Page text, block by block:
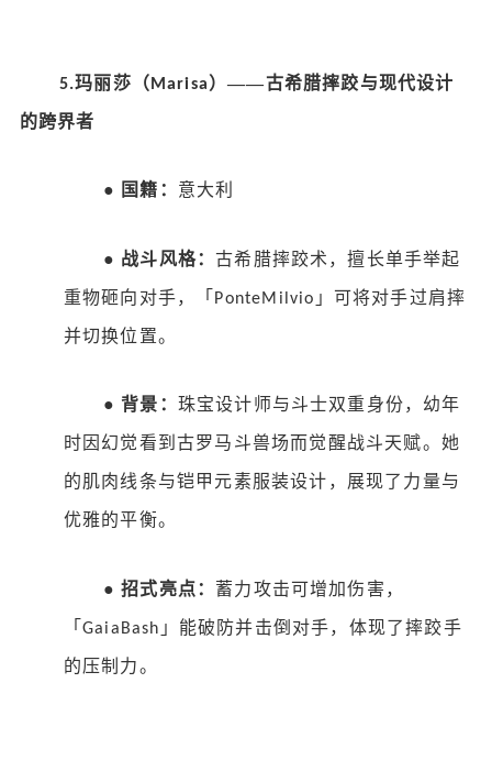
5.玛丽莎（ Marisa）——古希腊摔跤与现代设计
的跨界者
● 国籍： 意大利
● 战斗风格：古希腊摔跤术，擅长单手举起
重物砸向对手，「 PonteMilvio 」可将对手过肩摔
并切换位置。
● 背景： 珠宝设计师与斗士双重身份，幼年
时因幻觉看到古罗马斗兽场而觉醒战斗天赋。她
的肌肉线条与铠甲元素服装设计，展现了力量与
优雅的平衡。
● 招式亮点： 蓄力攻击可增加伤害，
「GaiaBash 」能破防并击倒对手，体现了摔跤手
的压制力。